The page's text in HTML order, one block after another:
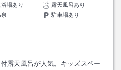
場あり
露天風呂あり
駐車場あり
露天風呂が人気。キッズスペー